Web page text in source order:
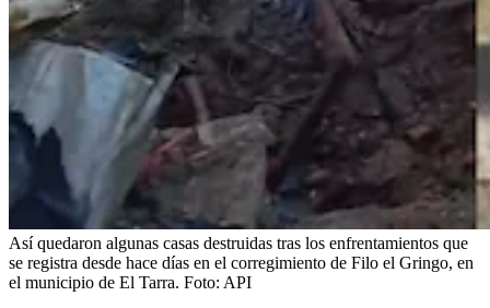
Así quedaron algunas casas destruidas tras los enfrentamientos que
se registra desde hace días en el corregimiento de Filo el Gringo, en
el municipio de El Tarra. Foto: API